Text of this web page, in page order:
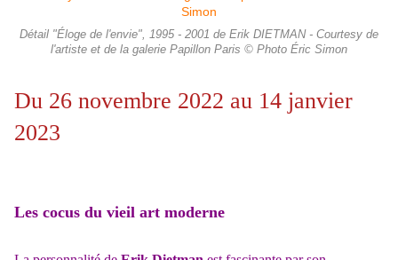
Détail "Éloge de l'envie", 1995 - 2001 de Erik DIETMAN - Courtesy de
l'artiste et de la galerie Papillon Paris © Photo Éric Simon
Du 26 novembre 2022 au 14 janvier
2023
Les cocus du vieil art moderne